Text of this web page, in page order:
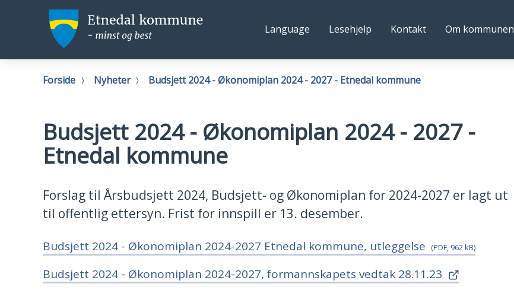
Etnedal
kommune
Etnedal
kommune
Følg
Language Lesehjelp Kontakt Om kommunen
Du
Forside Nyheter Budsjett 2024 - Økonomiplan 2024 - 2027 - Etnedal kommune
Budsjett 2024 - Økonomiplan 2024 - 2027 -
Etnedal kommune
Forslag til Årsbudsjett 2024, Budsjett- og Økonomiplan for 2024-2027 er lagt ut
til offentlig ettersyn. Frist for innspill er 13. desember.
Budsjett 2024 - Økonomiplan 2024-2027 Etnedal kommune, utleggelse (PDF, 962 kB)
Budsjett 2024 - Økonomiplan 2024-2027, formannskapets vedtak 28.11.23